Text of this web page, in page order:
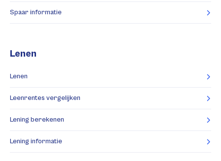
Spaar informatie
Lenen
Lenen
Leenrentes vergelijken
Lening berekenen
Lening informatie